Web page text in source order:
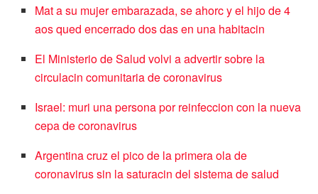
Mat a su mujer embarazada, se ahorc y el hijo de 4
aos qued encerrado dos das en una habitacin
El Ministerio de Salud volvi a advertir sobre la
circulacin comunitaria de coronavirus
Israel: muri una persona por reinfeccion con la nueva
cepa de coronavirus
Argentina cruz el pico de la primera ola de
coronavirus sin la saturacin del sistema de salud